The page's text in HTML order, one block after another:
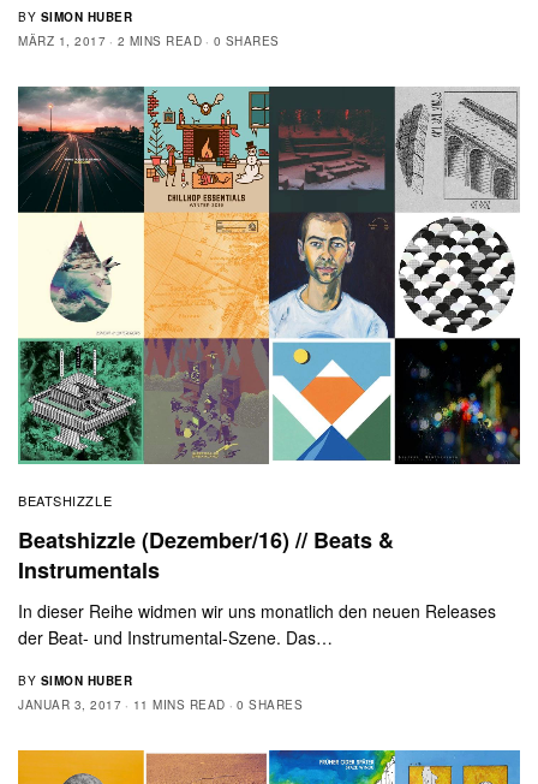
BY SIMON HUBER
MÄRZ 1, 2017
2 MINS READ 0 SHARES
BEATSHIZZLE
Beatshizzle (Dezember/16) // Beats &
Instrumentals
In dieser Reihe widmen wir uns monatlich den neuen Releases
der Beat- und Instrumental-Szene. Das…
BY SIMON HUBER
JANUAR 3, 2017
11 MINS READ 0 SHARES